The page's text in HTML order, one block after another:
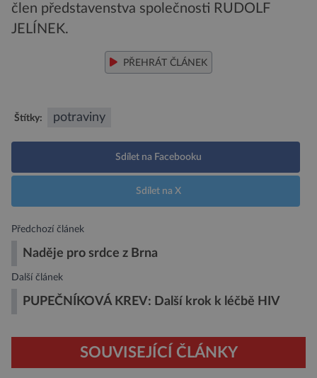
člen představenstva společnosti RUDOLF
JELÍNEK.
PŘEHRÁT ČLÁNEK
Štítky: potraviny
Sdílet na Facebooku
Sdílet na X
Předchozí článek
Naděje pro srdce z Brna
Další článek
PUPEČNÍKOVÁ KREV: Další krok k léčbě HIV
SOUVISEJÍCÍ ČLÁNKY